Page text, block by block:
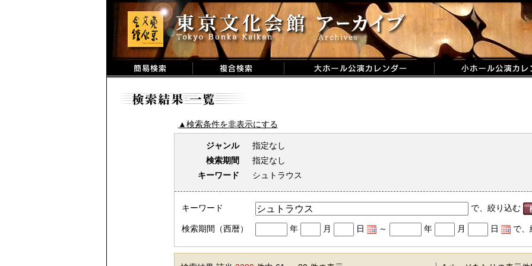
▲検索条件を非表示にする
ジャンル
指定なし
検索期間
指定なし
キーワード
シュトラウス
キーワード で、絞り込む
検索期間（西暦） 年 月 日 ～ 年 月 日 で